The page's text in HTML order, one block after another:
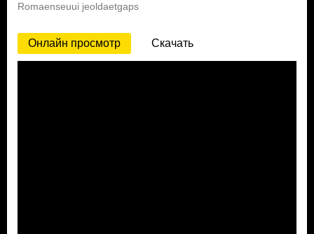
Romaenseuui jeoldaetgaps
Онлайн просмотр Скачать